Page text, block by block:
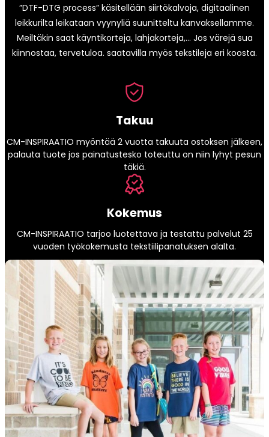
”DTF-DTG process” käsitellään siirtökalvoja, digitaalinen
leikkurilta leikataan vyynyliä suunitteltu kanvaksellamme.
Meiltäkin saat käyntikorteja, lahjakorteja,… Jos värejä sua
kiinnostaa, tervetuloa. saatavilla myös tekstileja eri koosta.
Takuu
CM-INSPIRAATIO myöntää 2 vuotta takuuta ostoksen jälkeen,
palauta tuote jos painatustesko toteuttu on niin lyhyt pesun
täkiä.
Kokemus
CM-INSPIRAATIO tarjoo luotettava ja testattu palvelut 25
vuoden työkokemusta tekstiilipanatuksen alalta.